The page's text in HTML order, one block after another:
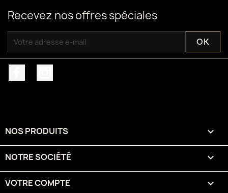
Recevez nos offres spéciales
NOS PRODUITS 
NOTRE SOCIÉTÉ 
VOTRE COMPTE 